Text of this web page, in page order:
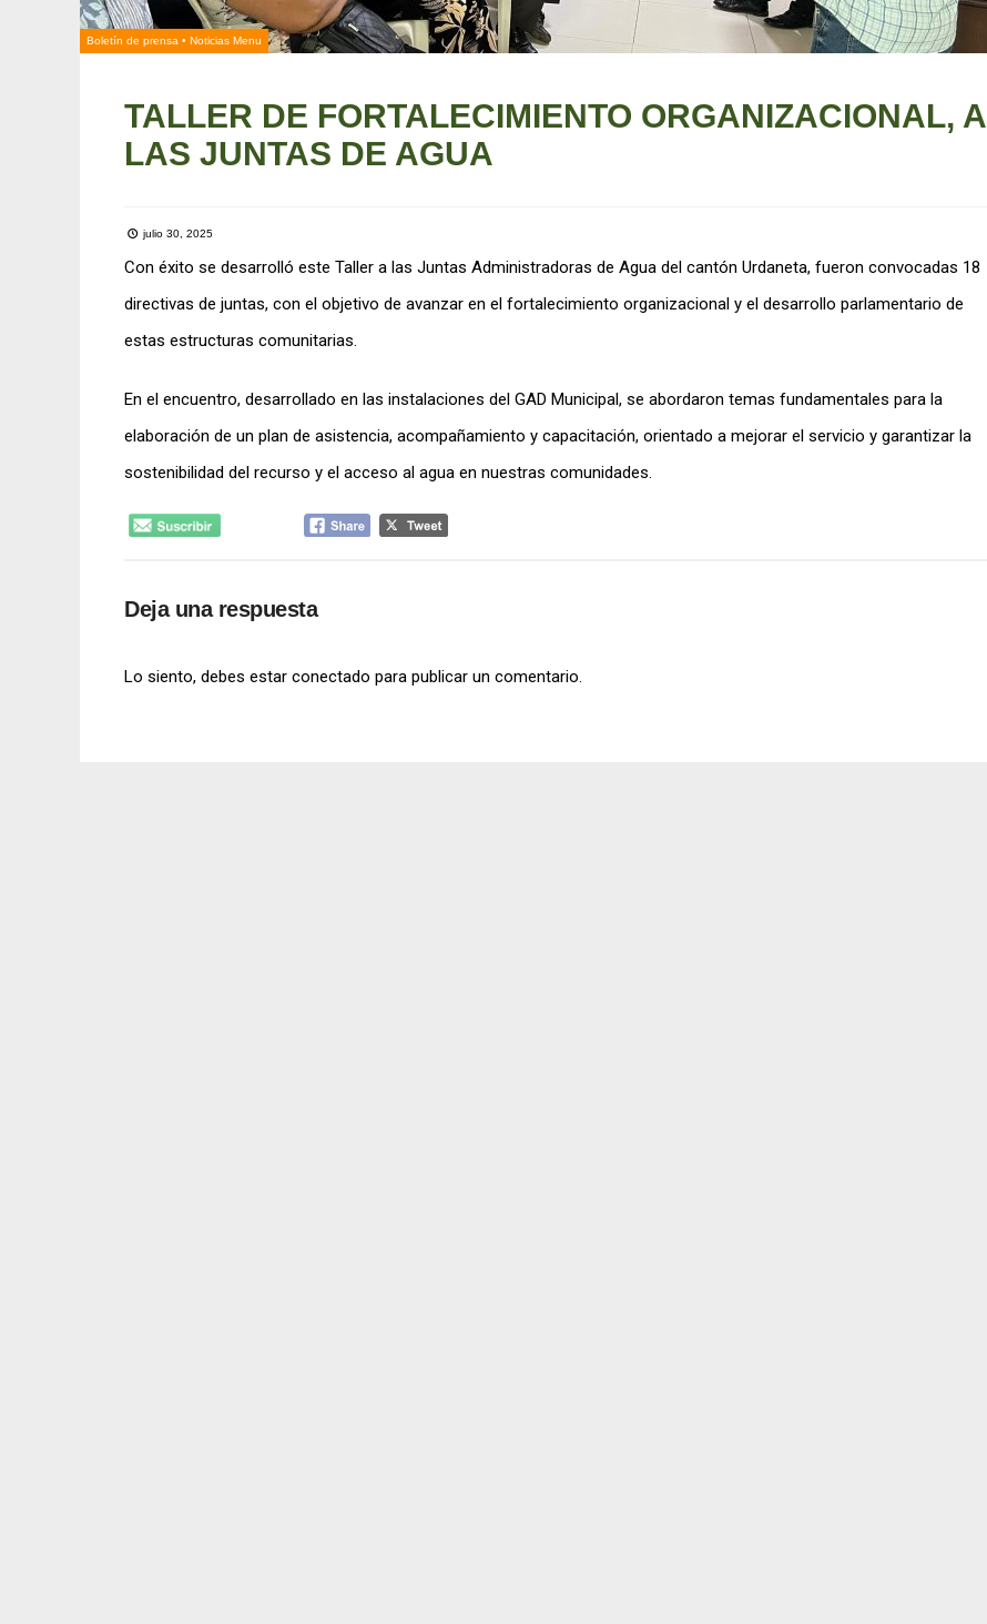
Boletín de prensa • Noticias Menu
TALLER DE FORTALECIMIENTO ORGANIZACIONAL, A
LAS JUNTAS DE AGUA
julio 30, 2025
Con éxito se desarrolló este Taller a las Juntas Administradoras de Agua del cantón Urdaneta, fueron convocadas 18
directivas de juntas, con el objetivo de avanzar en el fortalecimiento organizacional y el desarrollo parlamentario de
estas estructuras comunitarias.
En el encuentro, desarrollado en las instalaciones del GAD Municipal, se abordaron temas fundamentales para la
elaboración de un plan de asistencia, acompañamiento y capacitación, orientado a mejorar el servicio y garantizar la
sostenibilidad del recurso y el acceso al agua en nuestras comunidades.
Deja una respuesta
Lo siento, debes estar conectado para publicar un comentario.